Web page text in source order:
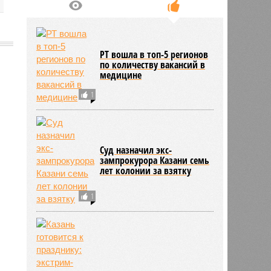
1
РТ вошла в топ-5 регионов
по количеству вакансий в
медицине
1
Суд назначил экс-
зампрокурора Казани семь
лет колонии за взятку